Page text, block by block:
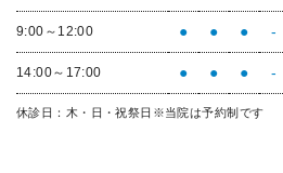
9:00～12:00 ● ● ● -
14:00～17:00 ● ● ● -
休診日：木・日・祝祭日 ※当院は予約制です